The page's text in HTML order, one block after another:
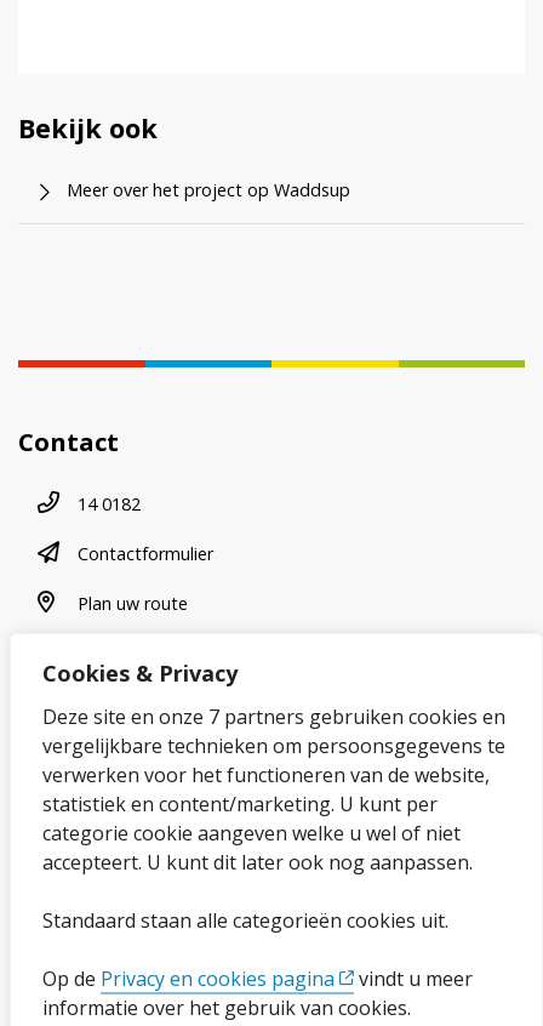
Cookies & Privacy
Deze site en onze 7 partners gebruiken cookies en
vergelijkbare technieken om persoonsgegevens te
verwerken voor het functioneren van de website,
statistiek en content/marketing. U kunt per
categorie cookie aangeven welke u wel of niet
accepteert. U kunt dit later ook nog aanpassen.
Standaard staan alle categorieën cookies uit.
Op de Privacy en cookies pagina
vindt u meer
informatie over het gebruik van cookies.
Bekijk ook
Meer over het project op Waddsup
Contact
Telefoonnummer
14 0182
contactformulier
Contactformulier
plan uw route
Plan uw route
Over onze website
Sitemap
Privacybeleid en cookies
Cookies wijzigen
Ga naar de pagina